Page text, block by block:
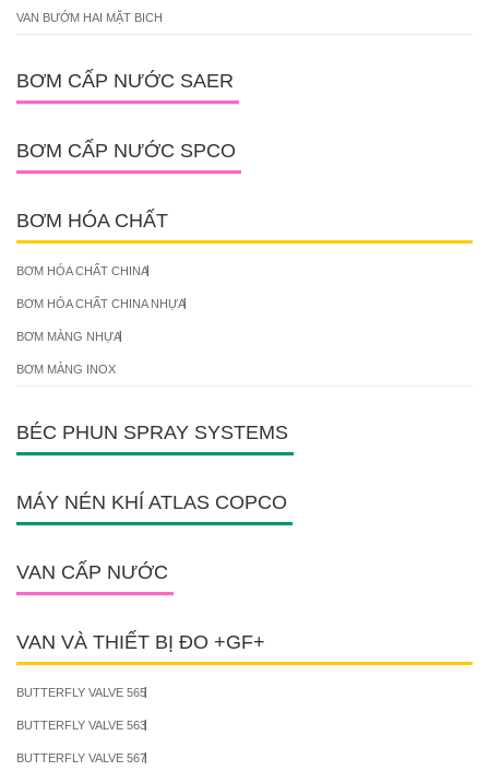
VAN BƯỚM HAI MẶT BICH
BƠM CẤP NƯỚC SAER
BƠM CẤP NƯỚC SPCO
BƠM HÓA CHẤT
BƠM HÓA CHẤT CHINA
BƠM HÓA CHẤT CHINA NHỰA
BƠM MÀNG NHỰA
BƠM MÀNG INOX
BÉC PHUN SPRAY SYSTEMS
MÁY NÉN KHÍ ATLAS COPCO
VAN CẤP NƯỚC
VAN VÀ THIẾT BỊ ĐO +GF+
BUTTERFLY VALVE 565
BUTTERFLY VALVE 563
BUTTERFLY VALVE 567